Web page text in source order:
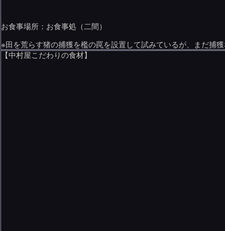
お食事場所：お食事処（二間）
※田を荒らす猪の捕獲を檻の罠を設置して試みているが、まだ捕
【中村屋こだわりの食材】